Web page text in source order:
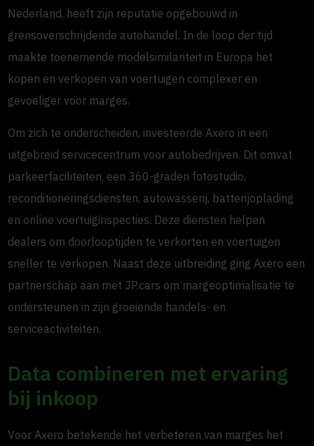
Nederland, heeft zijn reputatie opgebouwd in
grensoverschrijdende autohandel. In de loop der tijd
maakte toenemende modelsimilariteit in Europa het
kopen en verkopen van voertuigen complexer en
gevoeliger voor marges.
Om zich te onderscheiden, investeerde Axero in een
uitgebreid servicecentrum voor autobedrijven. Dit omvat
parkeerfaciliteiten, een 360-graden fotostudio,
reconditioneringsdiensten, autowasserij, batterijoplading
en online voertuiginspecties. Deze diensten helpen
dealers om doorlooptijden te verkorten en voertuigen
sneller te verkopen. Naast deze uitbreiding ging Axero een
partnerschap aan met JP.cars om margeoptimalisatie te
ondersteunen in zijn groeiende handels- en
serviceactiviteiten.
Data combineren met ervaring
bij inkoop
Voor Axero betekende het verbeteren van marges het